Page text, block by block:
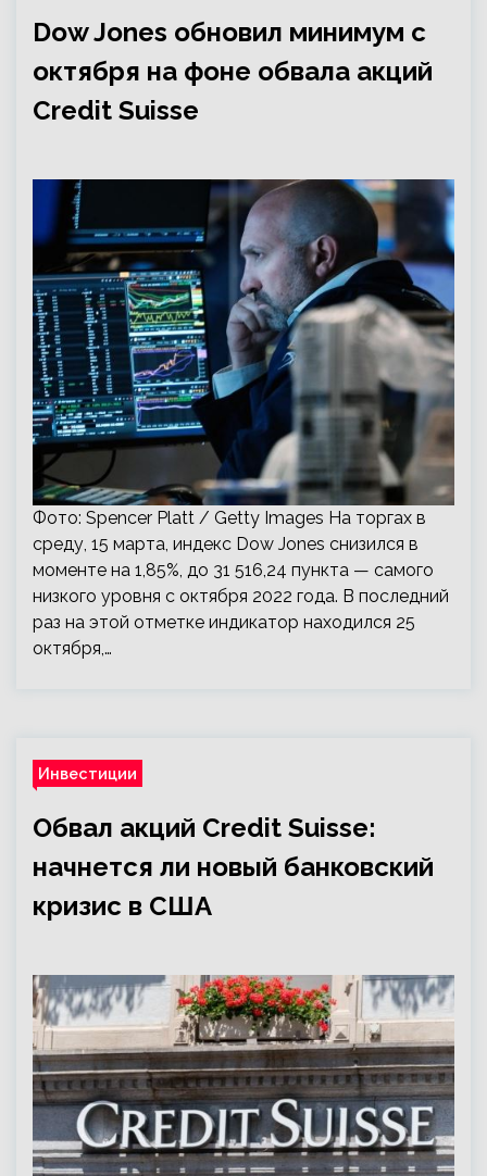
Dow Jones обновил минимум с
октября на фоне обвала акций
Credit Suisse
Фото: Spencer Platt / Getty Images На торгах в
среду, 15 марта, индекс Dow Jones снизился в
моменте на 1,85%, до 31 516,24 пункта — самого
низкого уровня с октября 2022 года. В последний
раз на этой отметке индикатор находился 25
октября,…
Инвестиции
Обвал акций Credit Suisse:
начнется ли новый банковский
кризис в США